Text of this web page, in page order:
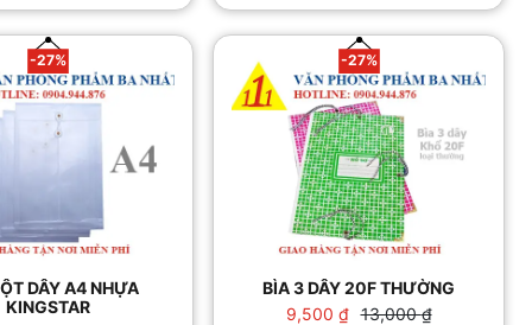
-27%
DÂY A4 NHỰA
KINGSTAR
-27%
BÌA 3 DÂY 20F THƯỜNG
13,000₫
Giá
9,500 ₫ Giá